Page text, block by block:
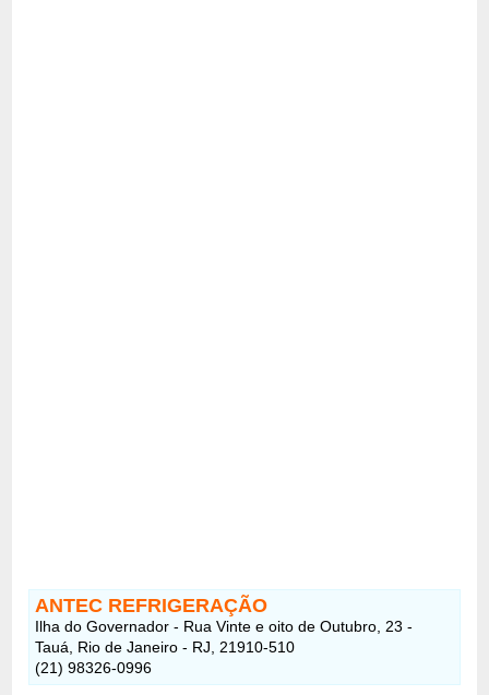
ANTEC REFRIGERAÇÃO
Ilha do Governador - Rua Vinte e oito de Outubro, 23 -
Tauá, Rio de Janeiro - RJ, 21910-510
(21) 98326-0996